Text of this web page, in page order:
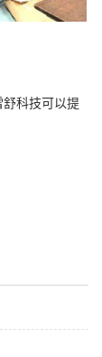
科技可以提